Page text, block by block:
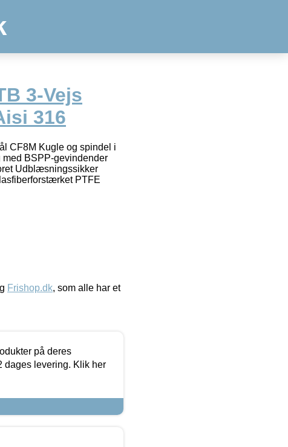
3-Vejs
316
CF8M Kugle og spindel i
med BSPP-gevindender
Udblæsningssikker
PTFE
Frishop.dk, som alle har et
på deres
dages levering. Klik her